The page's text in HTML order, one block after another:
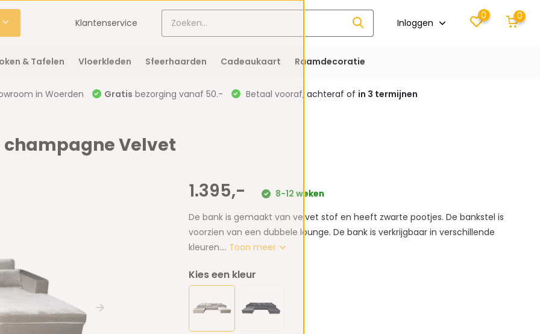
Klantenservice Inloggen
0 0
& Tafelen Vloerkleden Sfeerhaarden Cadeaukaart Raamdecoratie
in Woerden Gratis bezorging vanaf 50.- Betaal vooraf, achteraf of in 3 termijnen
champagne Velvet
1.395,-
8-12 weken
De bank is gemaakt van velvet stof en heeft zwarte pootjes. De bankstel is
voorzien van een dubbele lounge. De bank is verkrijgbaar in verschillende
kleuren.... Toon meer
Kies een kleur